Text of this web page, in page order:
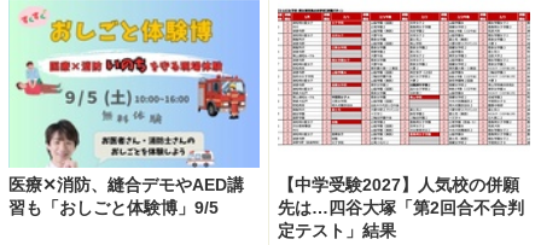
医療✕消防、縫合デモやAED講
習も「おしごと体験博」9/5
【中学受験2027】人気校の併願
先は…四谷大塚「第2回合不合判
定テスト」結果